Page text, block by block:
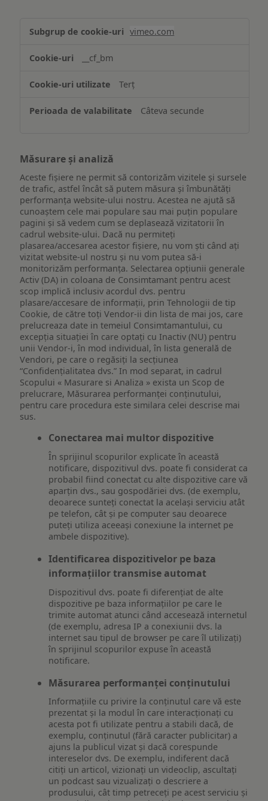
Asigurarea
funcționalităților
website-
ului
vimeo.com
__cf_bm
Terț
Câteva secunde
Măsurare și analiză
Aceste fișiere ne permit să contorizăm vizitele și sursele
de trafic, astfel încât să putem măsura și îmbunătăți
performanța website-ului nostru. Acestea ne ajută să
cunoaștem cele mai populare sau mai puțin populare
pagini și să vedem cum se deplasează vizitatorii în
cadrul website-ului. Dacă nu permiteți
plasarea/accesarea acestor fișiere, nu vom ști când ați
vizitat website-ul nostru și nu vom putea să-i
monitorizăm performanța. Selectarea opțiunii generale
Activ (DA) in coloana de Consimtamant pentru acest
scop implică inclusiv acordul dvs. pentru
plasare/accesare de informații, prin Tehnologii de tip
Cookie, de către toți Vendor-ii din lista de mai jos, care
prelucreaza date in temeiul Consimtamantului, cu
excepția situației în care optați cu Inactiv (NU) pentru
unii Vendor-i, în mod individual, în lista generală de
Vendori, pe care o regăsiți la secțiunea
“Confidențialitatea dvs.” In mod separat, in cadrul
Scopului « Masurare si Analiza » exista un Scop de
prelucrare, Măsurarea performanței conținutului,
pentru care procedura este similara celei descrise mai
sus.
Conectarea mai multor dispozitive
În sprijinul scopurilor explicate în această
notificare, dispozitivul dvs. poate fi considerat ca
probabil fiind conectat cu alte dispozitive care vă
aparțin dvs., sau gospodăriei dvs. (de exemplu,
deoarece sunteți conectat la același serviciu atât
pe telefon, cât și pe computer sau deoarece
puteți utiliza aceeași conexiune la internet pe
ambele dispozitive).
Identificarea dispozitivelor pe baza
informațiilor transmise automat
Dispozitivul dvs. poate fi diferențiat de alte
dispozitive pe baza informațiilor pe care le
trimite automat atunci când accesează internetul
(de exemplu, adresa IP a conexiunii dvs. la
internet sau tipul de browser pe care îl utilizați)
în sprijinul scopurilor expuse în această
notificare.
Măsurarea performanței conținutului
Informațiile cu privire la conținutul care vă este
prezentat și la modul în care interacționați cu
acesta pot fi utilizate pentru a stabili dacă, de
exemplu, conținutul (fără caracter publicitar) a
ajuns la publicul vizat și dacă corespunde
intereselor dvs. De exemplu, indiferent dacă
citiți un articol, vizionați un videoclip, ascultați
un podcast sau vizualizați o descriere a
produsului, cât timp petreceți pe acest serviciu și